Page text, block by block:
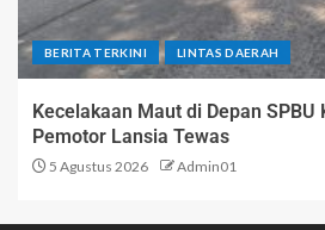
BERITA TERKINI LINTAS DAERAH
Kecelakaan Maut di Depan SPBU
Pemotor Lansia Tewas
5 Agustus 2026 Admin01